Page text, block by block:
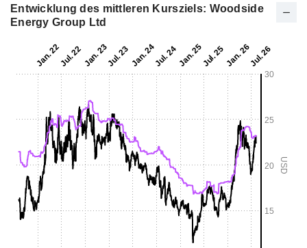
Entwicklung des mittleren Kursziels: Woodside
Energy Group Ltd